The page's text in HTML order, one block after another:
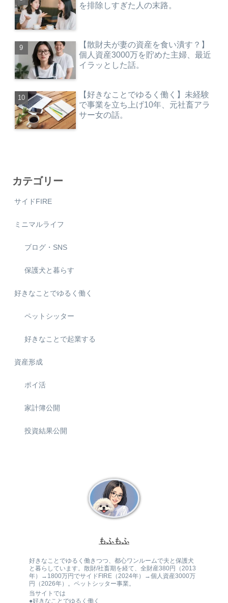
を排除しすぎた人の末路。
【散財夫が妻の資産を食い潰す？】
個人資産3000万を貯めた主婦、最近
イラッとした話。
【好きなことでゆるく働く】未経験
で事業を立ち上げ10年、元社畜アラ
サー女の話。
カテゴリー
サイドFIRE
ミニマルライフ
ブログ・SNS
保護犬と暮らす
好きなことでゆるく働く
ペットシッター
好きなことで起業する
資産形成
ポイ活
家計簿公開
投資結果公開
もふもふ
好きなことでゆるく働きつつ、都心ワンルームで夫と保護犬
と暮らしています。散財/社畜期を経て、全財産380円（2013
年）→1800万円でサイドFIRE（2024年）→個人資産3000万
円（2026年）。ペットシッター事業。
当サイトでは
●好きなことでゆるく働く